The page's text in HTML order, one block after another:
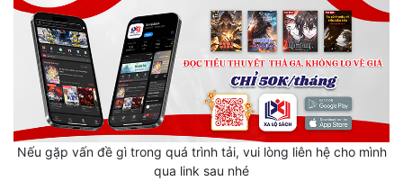
Kỳ Huyễn
Kỳ Ảo
Linh Dị
Làm Giàu
Lịch Sử
Nếu gặp vấn đề gì trong quá trình tải, vui lòng liên hệ cho mình
qua link sau nhé